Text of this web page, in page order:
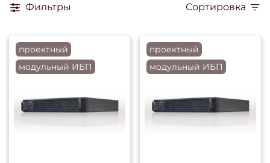
Фильтры Сортировка
проектный
модульный ИБП
проектный
модульный ИБП